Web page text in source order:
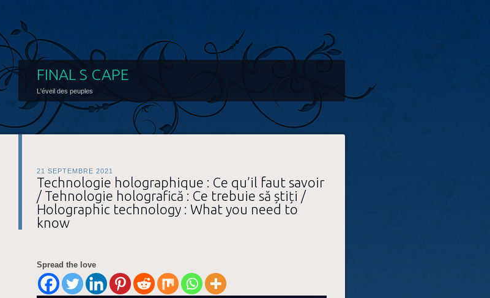
FINAL S CAPE
L'éveil des peuples
21 SEPTEMBRE 2021
Technologie holographique : Ce qu’il faut savoir
/ Tehnologie holografică : Ce trebuie să știți /
Holographic technology : What you need to
know
Spread the love